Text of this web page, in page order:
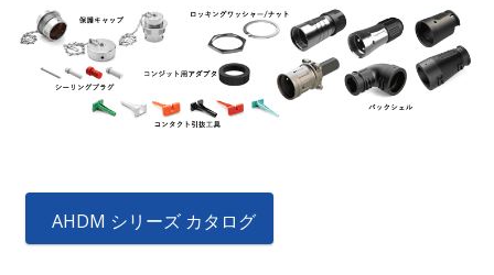
AHDM シリーズ カタログ